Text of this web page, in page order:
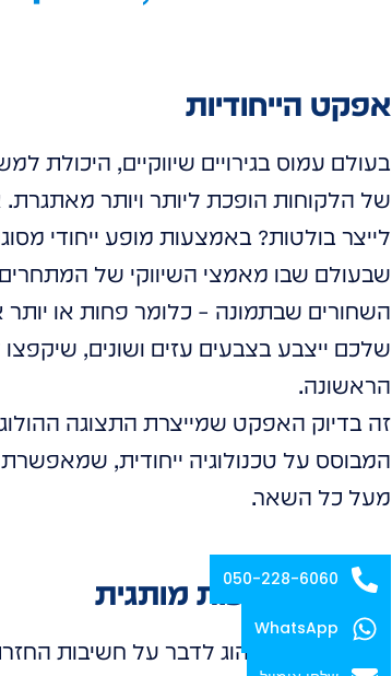
אפקט הייחודיות
בעולם עמוס בגירויים שיווקיים, היכולת
של הלקוחות הופכת ליותר ויותר
לייצר בולטות? באמצעות מופע ייחודי
שבעולם שבו מאמצי השיווקי של המתחרים
השחורים שבתמונה – כלומר פחות או יותר
שלכם ייצבע בצבעים עזים ושונים, שיקפצו
הראשונה.
זה בדיוק האפקט שמייצרת התצוגה
המבוסס על טכנולוגיה ייחודית,
מעל כל השאר.
זכירות ומודעות מותגית
050-228-6060
WhatsApp